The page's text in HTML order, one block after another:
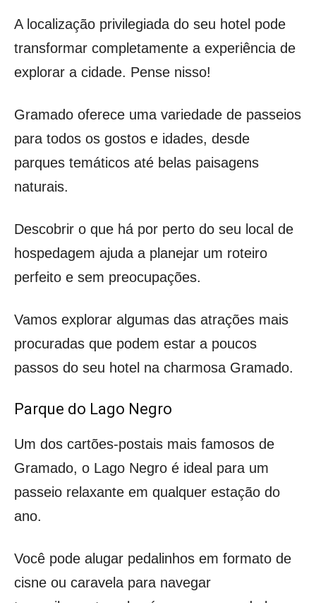
A localização privilegiada do seu hotel pode
transformar completamente a experiência de
explorar a cidade. Pense nisso!
Gramado oferece uma variedade de passeios
para todos os gostos e idades, desde
parques temáticos até belas paisagens
naturais.
Descobrir o que há por perto do seu local de
hospedagem ajuda a planejar um roteiro
perfeito e sem preocupações.
Vamos explorar algumas das atrações mais
procuradas que podem estar a poucos
passos do seu hotel na charmosa Gramado.
Parque do Lago Negro
Um dos cartões-postais mais famosos de
Gramado, o Lago Negro é ideal para um
passeio relaxante em qualquer estação do
ano.
Você pode alugar pedalinhos em formato de
cisne ou caravela para navegar